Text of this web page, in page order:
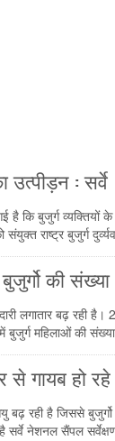
उत्पीड़न : सर्वे
कि बुजुर्ग व्यक्तियों के
राष्ट्र बुजुर्ग
की संख्या
लगातार बढ़ रही
महिलाओं की
से गायब हो
रही है जिससे बुजुर्गो
सर्वे नेशनल सैंपल